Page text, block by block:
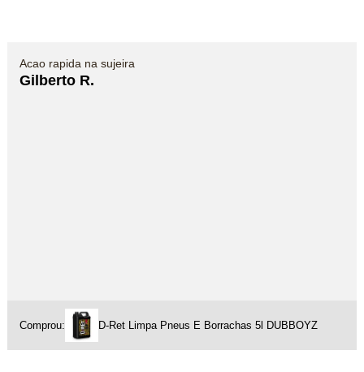
Acao rapida na sujeira
Gilberto R.
Comprou: D-Ret Limpa Pneus E Borrachas 5l DUBBOYZ